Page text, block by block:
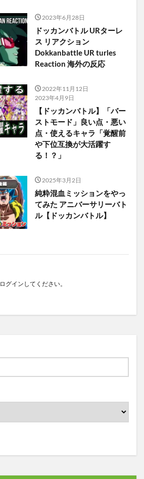
2023年6月28日
ドッカンバトル URターレ
ス リアクション
Dokkanbattle UR turles
Reaction 海外の反応
2022年11月12日
2023年4月9日
【ドッカンバトル】「バー
ストモード」良い点・悪い
点・使えるキャラ「覚醒前
や下位互換が大活躍す
る！？」
2025年3月2日
純粋混血ミッションをやっ
てみた アニバーサリーバト
ル【ドッカンバトル】
ログイン してください。